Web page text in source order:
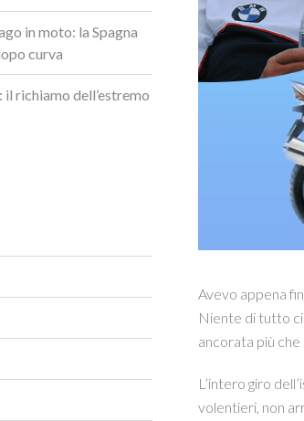
Avevo appena
Niente di tutto
ancorata più che
L’intero giro
volentieri, non
in moto: la Spagna
curva
richiamo dell’estremo